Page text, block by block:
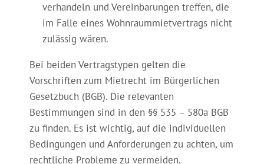
verhandeln und Vereinbarungen treffen, die
im Falle eines Wohnraummietvertrags nicht
zulässig wären.
Bei beiden Vertragstypen gelten die
Vorschriften zum Mietrecht im Bürgerlichen
Gesetzbuch (BGB). Die relevanten
Bestimmungen sind in den §§ 535 – 580a BGB
zu finden. Es ist wichtig, auf die individuellen
Bedingungen und Anforderungen zu achten, um
rechtliche Probleme zu vermeiden.